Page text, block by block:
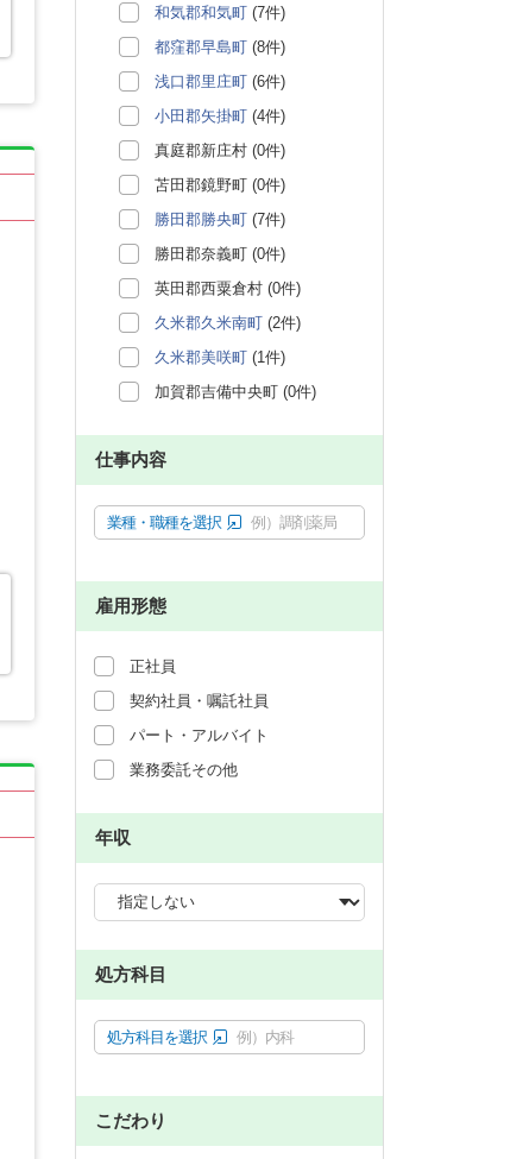
和気郡和気町 (7件)
都窪郡早島町 (8件)
浅口郡里庄町 (6件)
小田郡矢掛町 (4件)
真庭郡新庄村 (0件)
苫田郡鏡野町 (0件)
勝田郡勝央町 (7件)
勝田郡奈義町 (0件)
英田郡西粟倉村 (0件)
久米郡久米南町 (2件)
久米郡美咲町 (1件)
加賀郡吉備中央町 (0件)
仕事内容
業種・職種を選択 例）調剤薬局
雇用形態
正社員
契約社員・嘱託社員
パート・アルバイト
業務委託その他
年収
処方科目
処方科目を選択 例）内科
こだわり